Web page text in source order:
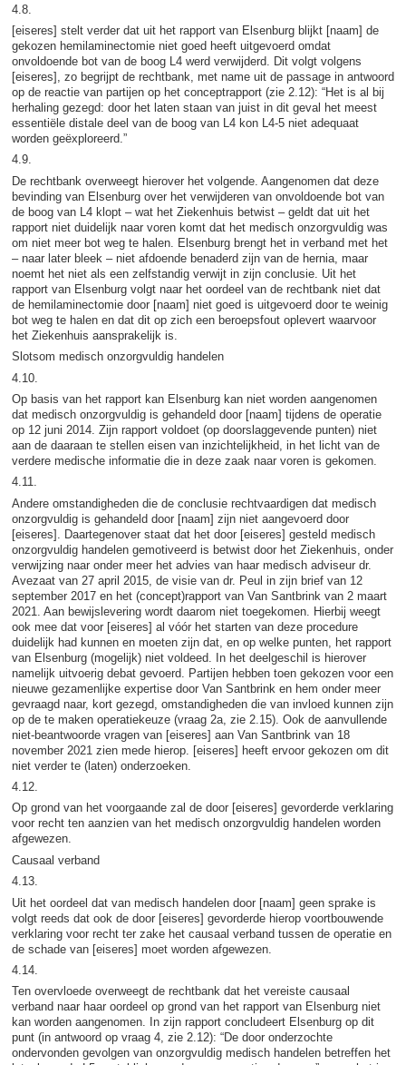
4.8.
[eiseres] stelt verder dat uit het rapport van Elsenburg blijkt [naam] de
gekozen hemilaminectomie niet goed heeft uitgevoerd omdat
onvoldoende bot van de boog L4 werd verwijderd. Dit volgt volgens
[eiseres], zo begrijpt de rechtbank, met name uit de passage in antwoord
op de reactie van partijen op het conceptrapport (zie 2.12): “Het is al bij
herhaling gezegd: door het laten staan van juist in dit geval het meest
essentiële distale deel van de boog van L4 kon L4-5 niet adequaat
worden geëxploreerd.”
4.9.
De rechtbank overweegt hierover het volgende. Aangenomen dat deze
bevinding van Elsenburg over het verwijderen van onvoldoende bot van
de boog van L4 klopt – wat het Ziekenhuis betwist – geldt dat uit het
rapport niet duidelijk naar voren komt dat het medisch onzorgvuldig was
om niet meer bot weg te halen. Elsenburg brengt het in verband met het
– naar later bleek – niet afdoende benaderd zijn van de hernia, maar
noemt het niet als een zelfstandig verwijt in zijn conclusie. Uit het
rapport van Elsenburg volgt naar het oordeel van de rechtbank niet dat
de hemilaminectomie door [naam] niet goed is uitgevoerd door te weinig
bot weg te halen en dat dit op zich een beroepsfout oplevert waarvoor
het Ziekenhuis aansprakelijk is.
Slotsom medisch onzorgvuldig handelen
4.10.
Op basis van het rapport kan Elsenburg kan niet worden aangenomen
dat medisch onzorgvuldig is gehandeld door [naam] tijdens de operatie
op 12 juni 2014. Zijn rapport voldoet (op doorslaggevende punten) niet
aan de daaraan te stellen eisen van inzichtelijkheid, in het licht van de
verdere medische informatie die in deze zaak naar voren is gekomen.
4.11.
Andere omstandigheden die de conclusie rechtvaardigen dat medisch
onzorgvuldig is gehandeld door [naam] zijn niet aangevoerd door
[eiseres]. Daartegenover staat dat het door [eiseres] gesteld medisch
onzorgvuldig handelen gemotiveerd is betwist door het Ziekenhuis, onder
verwijzing naar onder meer het advies van haar medisch adviseur dr.
Avezaat van 27 april 2015, de visie van dr. Peul in zijn brief van 12
september 2017 en het (concept)rapport van Van Santbrink van 2 maart
2021. Aan bewijslevering wordt daarom niet toegekomen. Hierbij weegt
ook mee dat voor [eiseres] al vóór het starten van deze procedure
duidelijk had kunnen en moeten zijn dat, en op welke punten, het rapport
van Elsenburg (mogelijk) niet voldeed. In het deelgeschil is hierover
namelijk uitvoerig debat gevoerd. Partijen hebben toen gekozen voor een
nieuwe gezamenlijke expertise door Van Santbrink en hem onder meer
gevraagd naar, kort gezegd, omstandigheden die van invloed kunnen zijn
op de te maken operatiekeuze (vraag 2a, zie 2.15). Ook de aanvullende
niet-beantwoorde vragen van [eiseres] aan Van Santbrink van 18
november 2021 zien mede hierop. [eiseres] heeft ervoor gekozen om dit
niet verder te (laten) onderzoeken.
4.12.
Op grond van het voorgaande zal de door [eiseres] gevorderde verklaring
voor recht ten aanzien van het medisch onzorgvuldig handelen worden
afgewezen.
Causaal verband
4.13.
Uit het oordeel dat van medisch handelen door [naam] geen sprake is
volgt reeds dat ook de door [eiseres] gevorderde hierop voortbouwende
verklaring voor recht ter zake het causaal verband tussen de operatie en
de schade van [eiseres] moet worden afgewezen.
4.14.
Ten overvloede overweegt de rechtbank dat het vereiste causaal
verband naar haar oordeel op grond van het rapport van Elsenburg niet
kan worden aangenomen. In zijn rapport concludeert Elsenburg op dit
punt (in antwoord op vraag 4, zie 2.12): “De door onderzochte
ondervonden gevolgen van onzorgvuldig medisch handelen betreffen het